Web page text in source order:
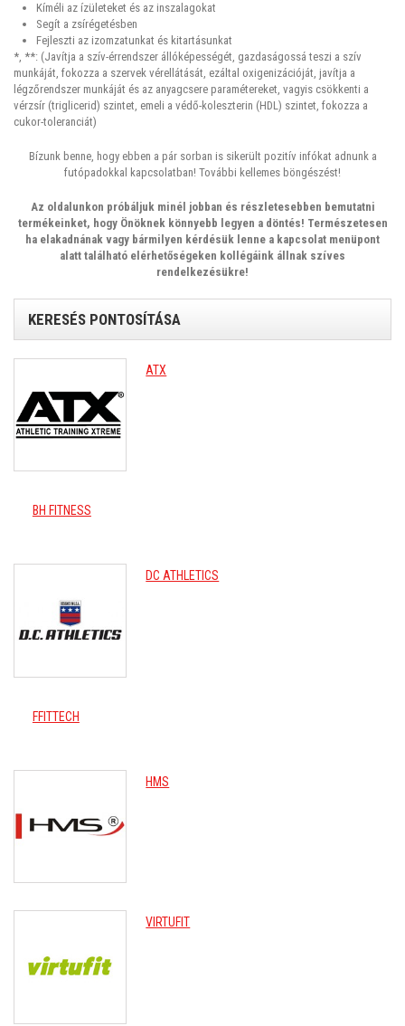
Kíméli az ízületeket és az inszalagokat
Segít a zsírégetésben
Fejleszti az izomzatunkat és kitartásunkat
*, **: (Javítja a szív-érrendszer állóképességét, gazdaságossá teszi a szív
munkáját, fokozza a szervek vérellátását, ezáltal oxigenizációját, javítja a
légzőrendszer munkáját és az anyagcsere paramétereket, vagyis csökkenti a
vérzsír (triglicerid) szintet, emeli a védő-koleszterin (HDL) szintet, fokozza a
cukor-toleranciát)
Bízunk benne, hogy ebben a pár sorban is sikerült pozitív infókat adnunk a
futópadokkal kapcsolatban! További kellemes böngészést!
Az oldalunkon próbáljuk minél jobban és részletesebben bemutatni
termékeinket, hogy Önöknek könnyebb legyen a döntés! Természetesen
ha elakadnának vagy bármilyen kérdésük lenne a kapcsolat menüpont
alatt található elérhetőségeken kollégáink állnak szíves
rendelkezésükre!
KERESÉS PONTOSÍTÁSA
ATX
BH FITNESS
DC ATHLETICS
FFITTECH
HMS
VIRTUFIT